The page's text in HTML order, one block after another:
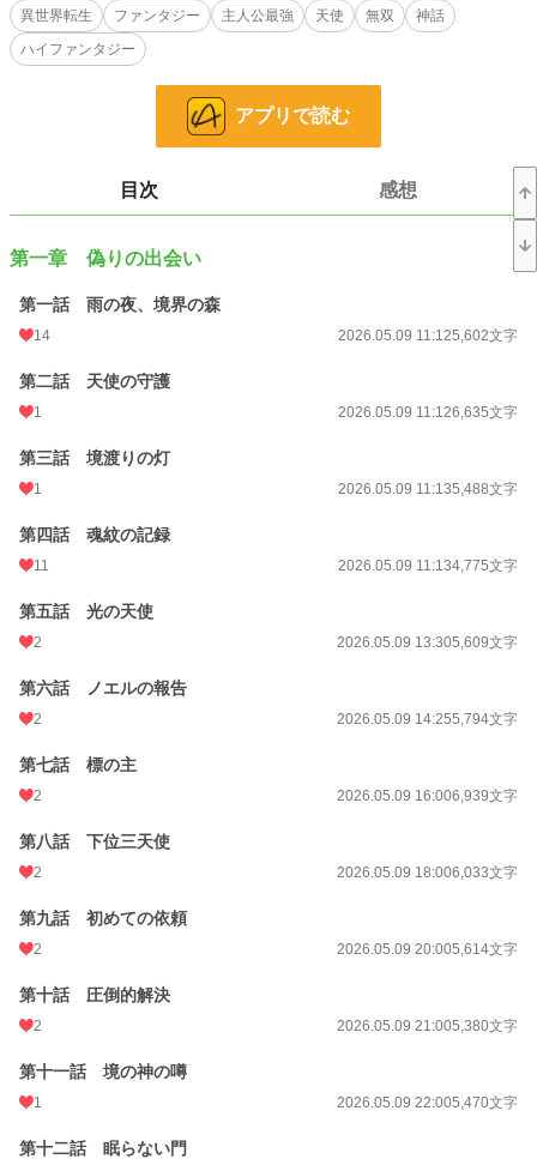
左胸に刻まれていたのは、分類不能の魂紋《捨てられた神の軍勢》。
呼びかけに応じて現れたのは、白金の翼を持つ第九位天使ルミナだった。
ユーマはルミナをはじめとする天使たちと共に、普通なら詰む依頼や異常を圧倒
る天使たちが現れる。
九人の天使を従える魂紋は、ギルド、国家、教会、そして神々の古い秩序さえ揺
しかし《捨てられた神の軍勢》という名には、まだ誰も知らないもう一つの意味
これは、最強の軍勢を得た青年が、与えられた役割ではなく、自分の意志で選び
小説
ファンタジー 53,262 位 / 53,262 件
お気に入り
24h.ポイント 0 pt
文字数
更新日時 2026.05.25 09:00
週間ポイント 14 pt (70,247 位)
異世界転生
ファンタジー 主人公最強 天使 無双
神話
ハイファンタジー
アプリで読む
目次 感想
第一章 偽りの出会い
第一話 雨の夜、境界の森
14 2026.05.09 11:125,602文字
第二話 天使の守護
1 2026.05.09 11:126,635文字
第三話 境渡りの灯
1 2026.05.09 11:135,488文字
第四話 魂紋の記録
11 2026.05.09 11:134,775文字
第五話 光の天使
2 2026.05.09 13:305,609文字
第六話 ノエルの報告
2 2026.05.09 14:255,794文字
第七話 標の主
2 2026.05.09 16:006,939文字
第八話 下位三天使
2 2026.05.09 18:006,033文字
第九話 初めての依頼
2 2026.05.09 20:005,614文字
第十話 圧倒的解決
2 2026.05.09 21:005,380文字
第十一話 境の神の噂
1 2026.05.09 22:005,470文字
第十二話 眠らない門